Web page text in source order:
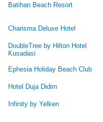
Batihan Beach Resort
Charisma Deluxe Hotel
DoubleTree by Hilton Hotel
Kusadasi
Ephesia Holiday Beach Club
Hotel Duja Didim
Infinity by Yelken